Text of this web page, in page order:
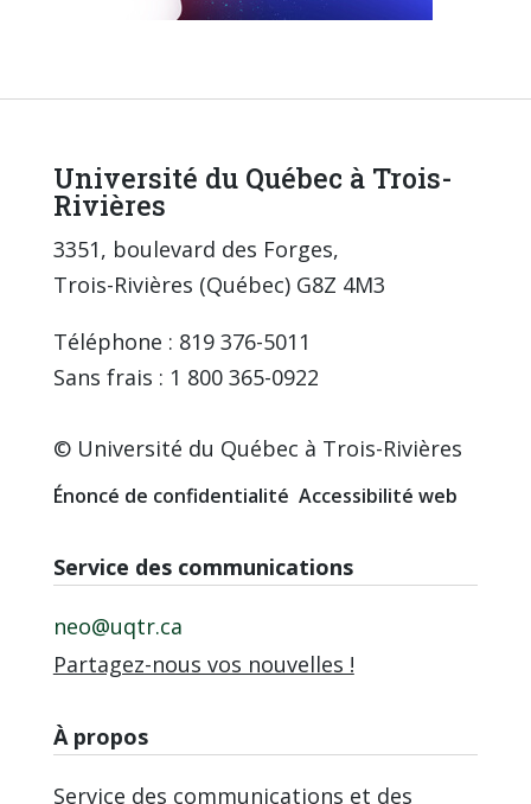
Université du Québec à Trois-
Rivières
3351, boulevard des Forges,
Trois-Rivières (Québec) G8Z 4M3
Téléphone : 819 376-5011
Sans frais : 1 800 365-0922
© Université du Québec à Trois-Rivières
Énoncé de confidentialité Accessibilité web
Service des communications
neo@uqtr.ca
Partagez-nous vos nouvelles !
À propos
Service des communications et des